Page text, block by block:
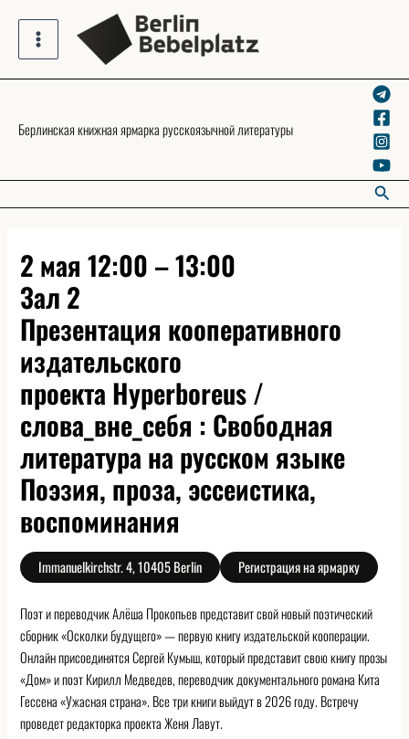
content Main
Берлинская книжная ярмарка русскоязычной литературы
2 мая 12:00 – 13:00
Зал 2
Презентация кооперативного
издательского
проекта Hyperboreus /
слова_вне_себя : Свободная
литература на русском языке
Поэзия, проза, эссеистика,
воспоминания
Immanuelkirchstr. 4, 10405 Berlin Регистрация на ярмарку
Поэт и переводчик Алёша Прокопьев представит свой новый поэтический
сборник «Осколки будущего» — первую книгу издательской кооперации.
Онлайн присоединятся Сергей Кумыш, который представит свою книгу прозы
«Дом» и поэт Кирилл Медведев, переводчик документального романа Кита
Гессена «Ужасная страна». Все три книги выйдут в 2026 году. Встречу
проведет редакторка проекта Женя Лавут.